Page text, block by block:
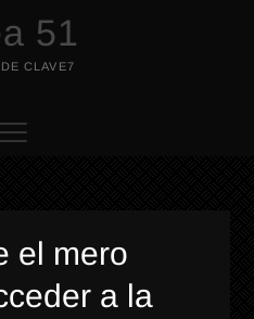
51
CLAVE7
el mero
a la